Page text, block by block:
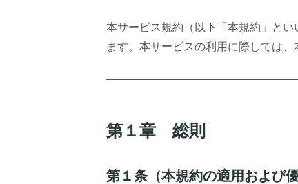
本サービス規約（以下「本規約」と
ます。本サービスの利用に際しては
第１章 総則
第１条（本規約の適用および